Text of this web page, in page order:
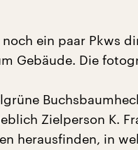
noch ein paar Pkws
Gebäude. Die
Zielperson K.
herausfinden, in